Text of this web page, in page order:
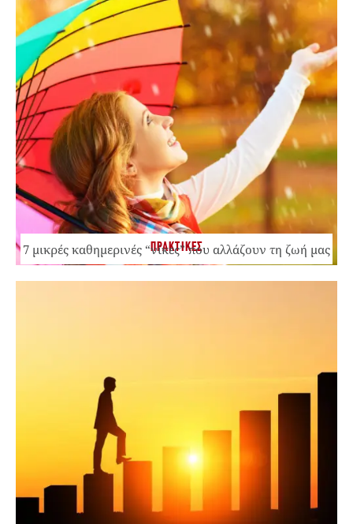
ΠΡΑΚΤΙΚΕΣ
7 μικρές καθημερινές “νίκες” που αλλάζουν τη ζωή μας